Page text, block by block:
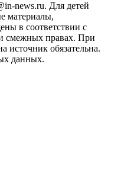
news.ru. Для детей
материалы,
в соответствии с
и смежных правах. При
источник обязательна.
данных.